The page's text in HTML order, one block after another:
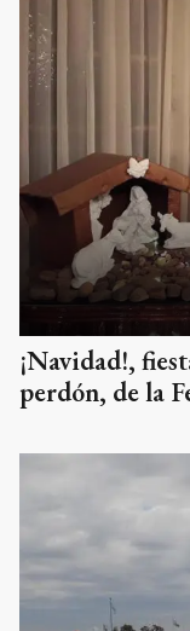
¡Navidad!,
perdón, de la